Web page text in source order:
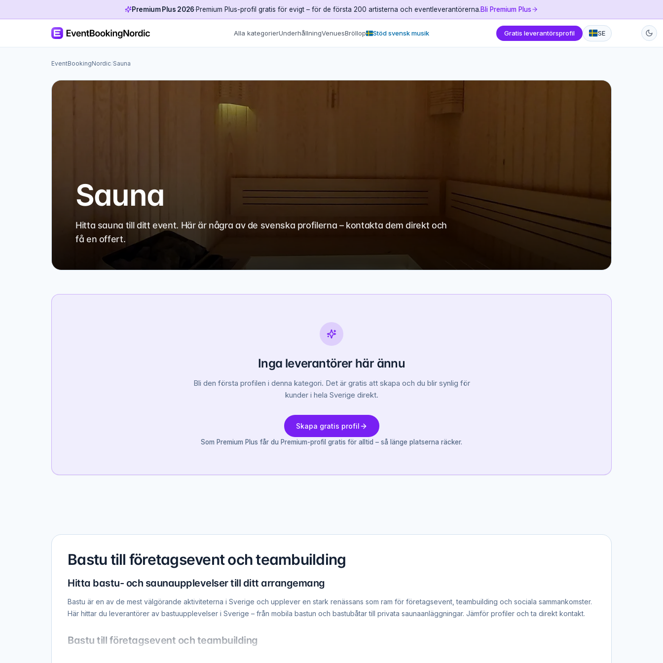
Premium Plus 2026·Premium Plus-profil gratis för evigt – för de första 200 artisterna och eventleverantörerna.Bli Premium Plus
Alla kategorierUnderhållningVenuesBröllop Stöd svensk musik Gratis leverantörsprofil SE
EventBookingNordic/Sauna
Sauna
Hitta sauna till ditt event. Här är några av de svenska profilerna – kontakta dem direkt och
få en offert.
Inga leverantörer här ännu
Bli den första profilen i denna kategori. Det är gratis att skapa och du blir synlig för
kunder i hela Sverige direkt.
Skapa gratis profil
Som Premium Plus får du Premium-profil gratis för alltid – så länge platserna räcker.
Bastu till företagsevent och teambuilding
Hitta bastu- och saunaupplevelser till ditt arrangemang
Bastu är en av de mest välgörande aktiviteterna i Sverige och upplever en stark renässans som ram för företagsevent, teambuilding och sociala sammankomster.
Här hittar du leverantörer av bastuupplevelser i Sverige – från mobila bastun och bastubåtar till privata saunaanläggningar. Jämför profiler och ta direkt kontakt.
Bastu till företagsevent och teambuilding